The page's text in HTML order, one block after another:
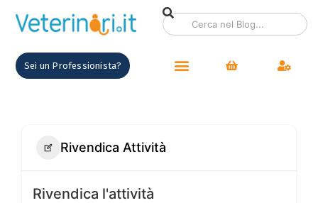
Sei un Professionista?
Rivendica Attività
Rivendica l'attività